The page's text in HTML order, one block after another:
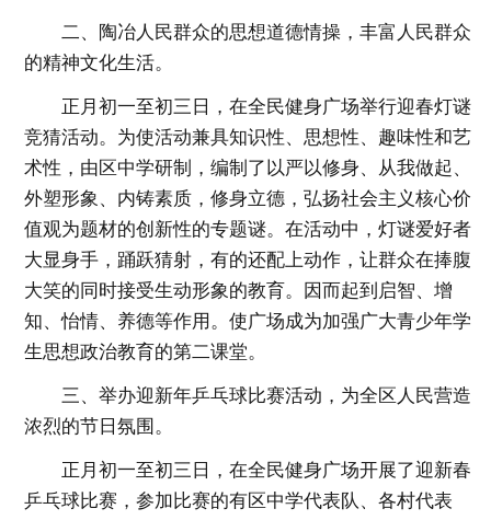
二、陶冶人民群众的思想道德情操，丰富人民群众
的精神文化生活。
正月初一至初三日，在全民健身广场举行迎春灯谜
竞猜活动。为使活动兼具知识性、思想性、趣味性和艺
术性，由区中学研制，编制了以严以修身、从我做起、
外塑形象、内铸素质，修身立德，弘扬社会主义核心价
值观为题材的创新性的专题谜。在活动中，灯谜爱好者
大显身手，踊跃猜射，有的还配上动作，让群众在捧腹
大笑的同时接受生动形象的教育。因而起到启智、增
知、怡情、养德等作用。使广场成为加强广大青少年学
生思想政治教育的第二课堂。
三、举办迎新年乒乓球比赛活动，为全区人民营造
浓烈的节日氛围。
正月初一至初三日，在全民健身广场开展了迎新春
乒乓球比赛，参加比赛的有区中学代表队、各村代表